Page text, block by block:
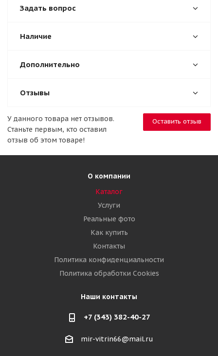
Задать вопрос
Наличие
Дополнительно
Отзывы
Оставить отзыв
У данного товара нет отзывов.
Станьте первым, кто оставил
отзыв об этом товаре!
О компании
Каталог
Услуги
Реальные фото
Как купить
Контакты
Политика конфиденциальности
Политика обработки Cookies
Наши контакты
+7 (343) 382-40-27
mir-vitrin66@mail.ru